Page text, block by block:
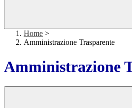
Home >
Amministrazione Trasparente
Amministrazione